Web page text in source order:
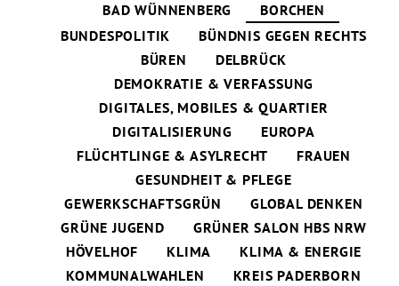
BAD WÜNNENBERG
BORCHEN
BUNDESPOLITIK
BÜNDNIS GEGEN RECHTS
BÜREN
DELBRÜCK
DEMOKRATIE & VERFASSUNG
DIGITALES, MOBILES & QUARTIER
DIGITALISIERUNG
EUROPA
FLÜCHTLINGE & ASYLRECHT
FRAUEN
GESUNDHEIT & PFLEGE
GEWERKSCHAFTSGRÜN
GLOBAL DENKEN
GRÜNE JUGEND
GRÜNER SALON HBS NRW
HÖVELHOF
KLIMA
KLIMA & ENERGIE
KOMMUNALWAHLEN
KREIS PADERBORN